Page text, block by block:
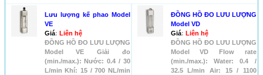
Lưu lượng kế phao Model
VE
Giá: Liên hệ
ĐỒNG HỒ ĐO LƯU LƯỢNG
Model VE Giải đo
(min./max.): Nước: 0.4 / 30
L/min Khí: 15 / 700 NL/min
ĐỒNG HỒ ĐO LƯU LƯỢNG
Model VD
Giá: Liên hệ
ĐỒNG HỒ ĐO LƯU LƯỢNG
Model VD Flow rate
(min./max.): Water: 0.4 /
32.5 L/min Air: 15 / 1100